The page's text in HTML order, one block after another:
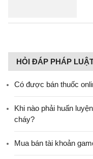
HỎI ĐÁP PHÁP
Có được bán thuốc
Khi nào phải huấn
cháy?
Mua bán tài khoản